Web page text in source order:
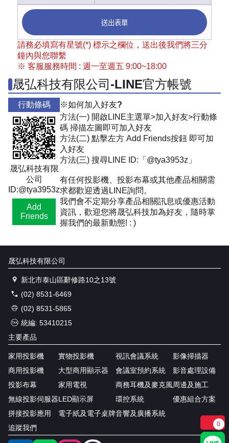
送出表單
請務必填寫有星號(*) 標示之欄位，送出後我們將三分
鐘內與您聯繫
※ 客服服務時間 : 週一至週五 9:00~18:00
晟弘科技有限公司-LINE官方帳號
行動條碼
晟弘科技有限
公司
ID:@tya3953z
Add
Friends
※如何加入好友?
方法(一) 開啟LINE主選單>加入好友>行動條
碼 掃描左圖即可加入好友
方法(二) 點擊左方 Add Friends按鈕 即可加
入好友
方法(三) 搜尋LINE ID:「@tya3953z」
有任何投影機、投影布幕或其他產品相關需
求都歡迎透過LINE詢問。
我們會不定期分享產品相關訊息或優惠活動
資訊，歡迎您將晟弘科技加為好友，隨時掌
握我們的最新動態! : )
晟弘科技有限公司
新北市泰山區辭修路10之13號
(02) 8531-6469
(02) 8531-5865
統編: 53410215
主要產品
家用投影機
商用投影機
投影布幕
無線投影伺服器
拼接投影應用
實物投影機
大型商用顯示器
家用電視
LED顯示屏
電子紙及電子桌牌
視訊會議系統
會議室預約系統
商務耳機及麥克風
環控系統
音響及廣播系統
影像掃描器
影音處理設備
周邊及施工
優惠組合方案
追蹤我們 0